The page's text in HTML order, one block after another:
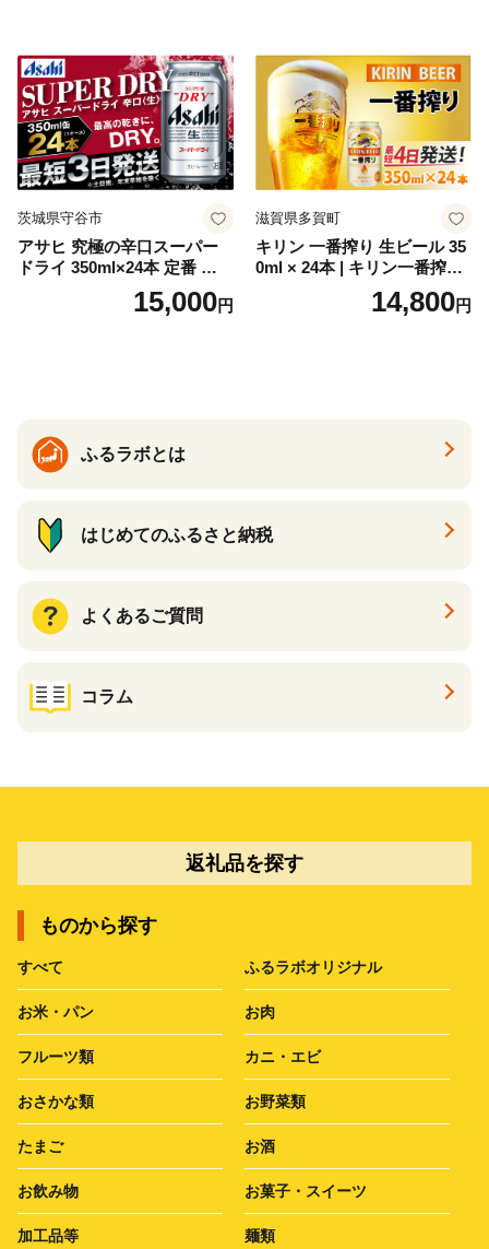
セット 詰め合わせ カクテル
ソーダ割り アルコール ロッ
ク ソーダ ジントニック 】
茨城県守谷市
アサヒ 究極の辛口スーパー
ドライ 350ml×24本 定番 ビー
ル 缶ビール 酒 お酒 アルコー
15,000円
滋賀県多賀町
キリン 一番搾り 生ビール 35
0ml × 24本 | キリン一番搾り
キリンビール 一番搾り ビー
ル 24缶 きりんいちばんしぼ
14,800円
ふるラボとは
はじめてのふるさと納税
よくあるご質問
コラム
返礼品を探す
ものから探す
すべて ふるラボオリジナル
お米・パン お肉
フルーツ類 カニ・エビ
おさかな類 お野菜類
たまご お酒
お飲み物 お菓子・スイーツ
加工品等 麺類